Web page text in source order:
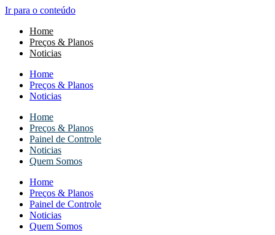
Ir para o conteúdo
Home
Preços & Planos
Noticias
Home
Preços & Planos
Noticias
Home
Preços & Planos
Painel de Controle
Noticias
Quem Somos
Home
Preços & Planos
Painel de Controle
Noticias
Quem Somos